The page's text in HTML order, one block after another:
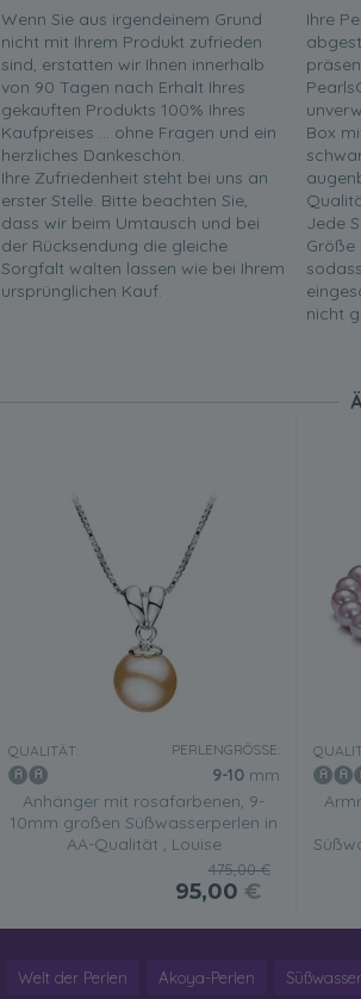
Wenn Sie aus irgendeinem Grund
nicht mit Ihrem Produkt zufrieden
sind, erstatten wir Ihnen innerhalb
von 90 Tagen nach Erhalt Ihres
gekauften Produkts 100% Ihres
Kaufpreises ... ohne Fragen und ein
herzliches Dankeschön.
Ihre Zufriedenheit steht bei uns an
erster Stelle. Bitte beachten Sie,
dass wir beim Umtausch und bei
der Rücksendung die gleiche
Sorgfalt walten lassen wie bei Ihrem
ursprünglichen Kauf.
Ihre
Box
Jede
Größe
nicht
QUALITÄT: PERLENGRÖSSE:
9-10mm
Anhänger mit rosafarbenen, 9-
10mm großen Süßwasserperlen in
AA-Qualität , Louise
475,00 €
95,00 €
Welt der Perlen Akoya-Perlen